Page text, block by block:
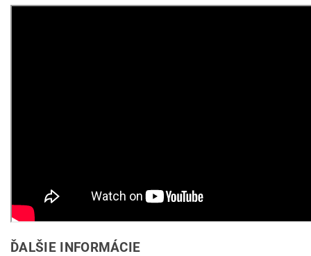
ĎALŠIE INFORMÁCIE